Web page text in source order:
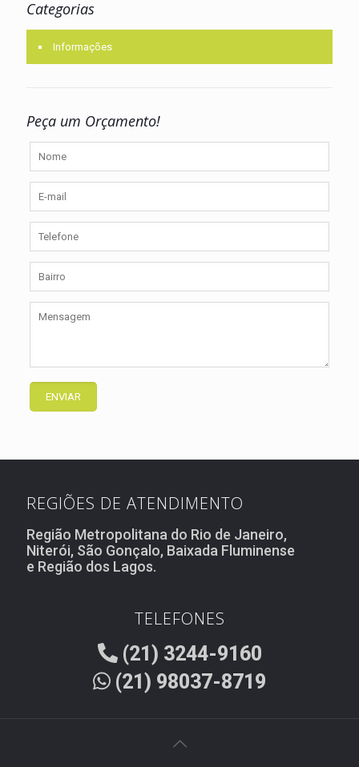
Categorias
Informações
Peça um Orçamento!
REGIÕES DE ATENDIMENTO
Região Metropolitana do Rio de Janeiro,
Niterói, São Gonçalo, Baixada Fluminense
e Região dos Lagos.
TELEFONES
(21) 3244-9160
(21) 98037-8719